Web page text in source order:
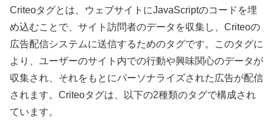
Criteoタグとは、ウェブサイトにJavaScriptのコードを埋
め込むことで、サイト訪問者のデータを収集し、Criteoの
広告配信システムに送信するためのタグです。このタグに
より、ユーザーのサイト内での行動や興味関心のデータが
収集され、それをもとにパーソナライズされた広告が配信
されます。Criteoタグは、以下の2種類のタグで構成され
ています。